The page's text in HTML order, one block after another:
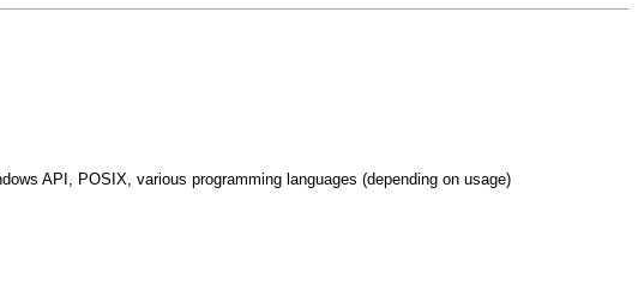
API, POSIX, various programming languages (depending on usage)